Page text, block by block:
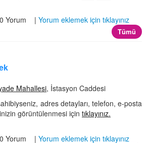
0 Yorum | Yorum eklemek için tıklayınız
Tümü
Mahallesi, İstasyon Caddesi
adres detayları, telefon, e-posta
görüntülenmesi için tıklayınız.
0 Yorum | Yorum eklemek için tıklayınız